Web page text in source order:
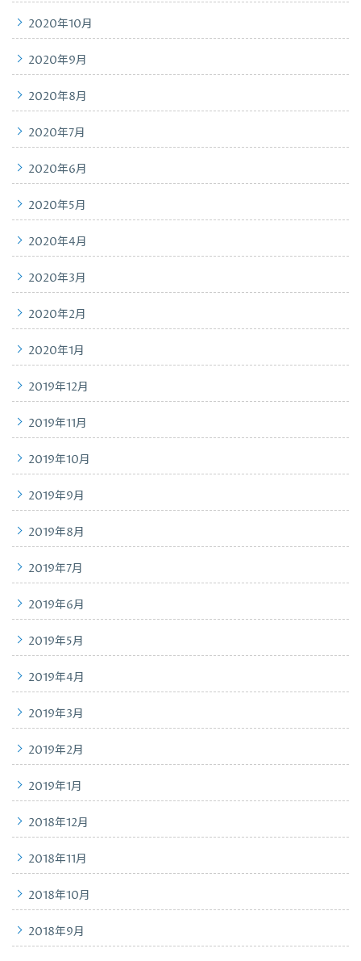
2020年10月
2020年9月
2020年8月
2020年7月
2020年6月
2020年5月
2020年4月
2020年3月
2020年2月
2020年1月
2019年12月
2019年11月
2019年10月
2019年9月
2019年8月
2019年7月
2019年6月
2019年5月
2019年4月
2019年3月
2019年2月
2019年1月
2018年12月
2018年11月
2018年10月
2018年9月